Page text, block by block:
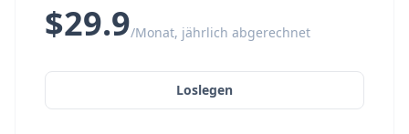
$29.9/Monat, jährlich abgerechnet
Loslegen